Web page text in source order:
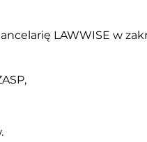
LAWWISE w